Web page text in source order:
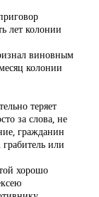
лет колонии
виновным
колонии
теряет
за слова, не
гражданин
или
хорошо